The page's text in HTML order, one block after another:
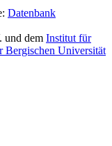
Datenbank
und dem Institut für
Bergischen Universität